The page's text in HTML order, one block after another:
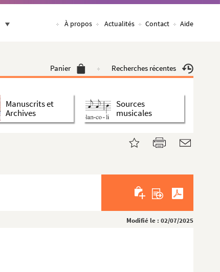
À propos Actualités Contact Aide
Panier Recherches récentes
Manuscrits et
Archives
Sources
musicales
Modifié le : 02/07/2025